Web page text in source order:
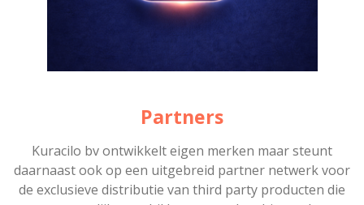
Partners
Kuracilo bv ontwikkelt eigen merken maar steunt
daarnaast ook op een uitgebreid partner netwerk voor
de exclusieve distributie van third party producten die